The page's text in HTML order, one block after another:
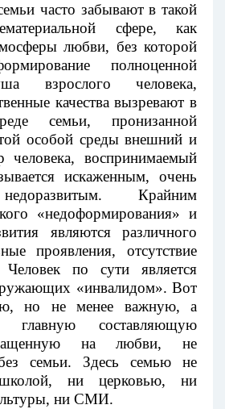
часто забывают в такой
сфере, как
любви, без которой
полноценной
взрослого человека,
качества вызревают в
семьи, пронизанной
особой среды внешний и
человека, воспринимаемый
искаженным, очень
Крайним
«недоформирования» и
являются различного
проявления, отсутствие
Человек по сути является
«инвалидом». Вот
но не менее важную, а
составляющую
на любви, не
семьи. Здесь семью не
ни церковью, ни
ни СМИ.